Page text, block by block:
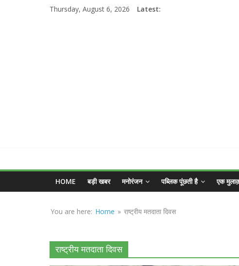
Thursday, August 6, 2026 Latest:
MGNEWSINDIA
Sirf
HOME बड़ी खबर मनोरंजन पब्लिक पूंछती है एक
You are here: Home » राष्ट्रीय मतदाता दिवस
राष्ट्रीय मतदाता दिवस